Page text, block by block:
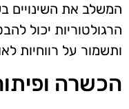
המשלב את השינויים
הרגולטוריות יכול
ותשמור על רווחיות
הכשרה